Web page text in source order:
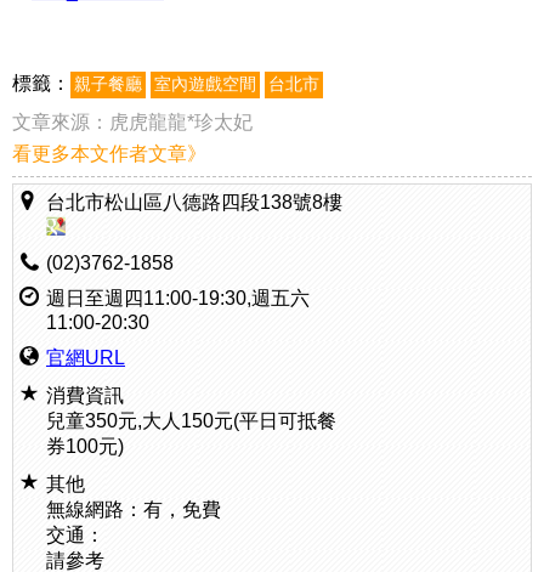
標籤： 親子餐廳 室內遊戲空間 台北市
文章來源： 虎虎龍龍*珍太妃
看更多本文作者文章》
台北市松山區八德路四段138號8樓
(02)3762-1858
週日至週四11:00-19:30,週五六
11:00-20:30
官網URL
消費資訊
兒童350元,大人150元(平日可抵餐
券100元)
其他
無線網路：有，免費
交通：
請參考